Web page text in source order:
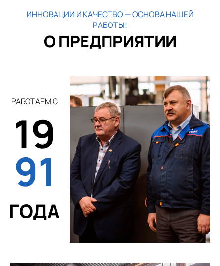
ИННОВАЦИИ И КАЧЕСТВО — ОСНОВА НАШЕЙ
РАБОТЫ!
О ПРЕДПРИЯТИИ
РАБОТАЕМ С
19
91
ГОДА